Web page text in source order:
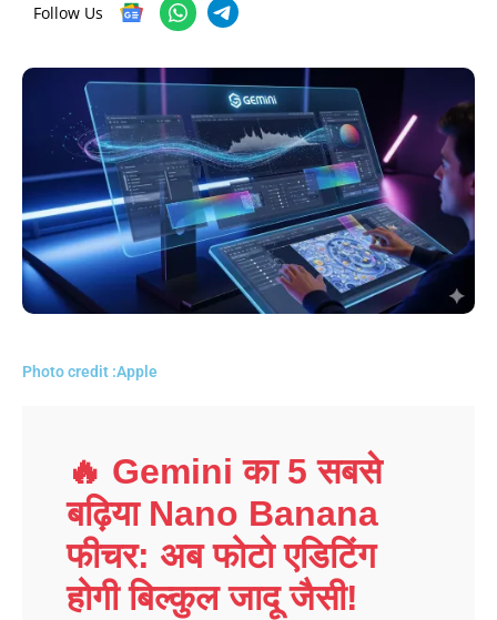
Follow Us
Photo credit :Apple
🔥 Gemini का 5 सबसे
बढ़िया Nano Banana
फीचर: अब फोटो एडिटिंग
होगी बिल्कुल जादू जैसी!